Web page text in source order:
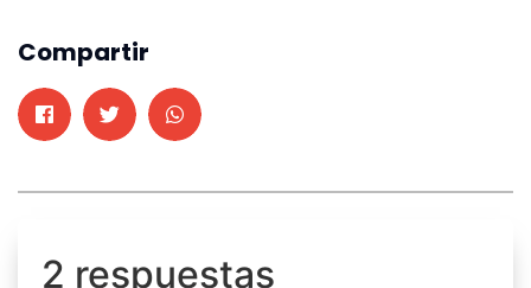
Compartir
2 respuestas